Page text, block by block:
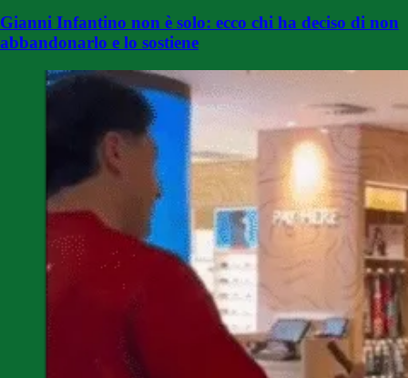
Gianni Infantino non è solo: ecco chi ha deciso di non
abbandonarlo e lo sostiene